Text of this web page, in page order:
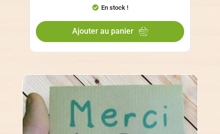
En stock !
Ajouter au panier